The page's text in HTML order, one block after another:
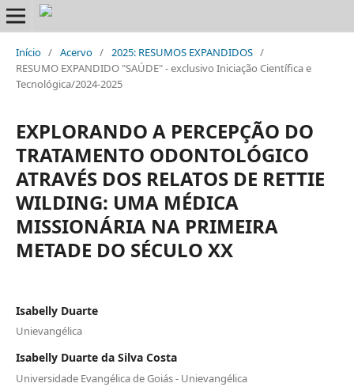
Início / Acervo / 2025: RESUMOS EXPANDIDOS /
RESUMO EXPANDIDO "SAÚDE" - exclusivo Iniciação Científica e
Tecnológica/2024-2025
EXPLORANDO A PERCEPÇÃO DO
TRATAMENTO ODONTOLÓGICO
ATRAVÉS DOS RELATOS DE RETTIE
WILDING: UMA MÉDICA
MISSIONÁRIA NA PRIMEIRA
METADE DO SÉCULO XX
Isabelly Duarte
Unievangélica
Isabelly Duarte da Silva Costa
Universidade Evangélica de Goiás - Unievangélica